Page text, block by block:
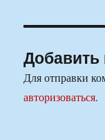
Для отправки
авторизоваться.